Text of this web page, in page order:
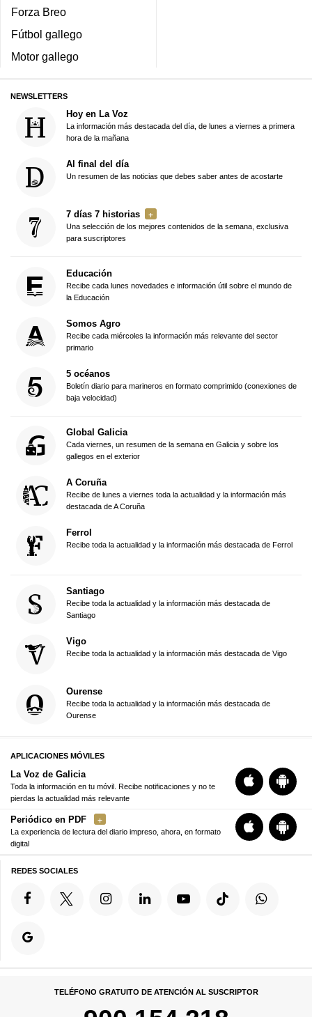
Forza Breo
Fútbol gallego
Motor gallego
NEWSLETTERS
Hoy en La Voz
La información más destacada del día, de lunes a viernes a primera
hora de la mañana
Al final del día
Un resumen de las noticias que debes saber antes de acostarte
7 días 7 historias
Una selección de los mejores contenidos de la semana, exclusiva
para suscriptores
Educación
Recibe cada lunes novedades e información útil sobre el mundo de
la Educación
Somos Agro
Recibe cada miércoles la información más relevante del sector
primario
5 océanos
Boletín diario para marineros en formato comprimido (conexiones de
baja velocidad)
Global Galicia
Cada viernes, un resumen de la semana en Galicia y sobre los
gallegos en el exterior
A Coruña
Recibe de lunes a viernes toda la actualidad y la información más
destacada de A Coruña
Ferrol
Recibe toda la actualidad y la información más destacada de Ferrol
Santiago
Recibe toda la actualidad y la información más destacada de
Santiago
Vigo
Recibe toda la actualidad y la información más destacada de Vigo
Ourense
Recibe toda la actualidad y la información más destacada de
Ourense
APLICACIONES MÓVILES
La Voz de Galicia
Toda la información en tu móvil. Recibe notificaciones y no te
pierdas la actualidad más relevante
Periódico en PDF
La experiencia de lectura del diario impreso, ahora, en formato
digital
REDES SOCIALES
TELÉFONO GRATUITO DE ATENCIÓN AL SUSCRIPTOR